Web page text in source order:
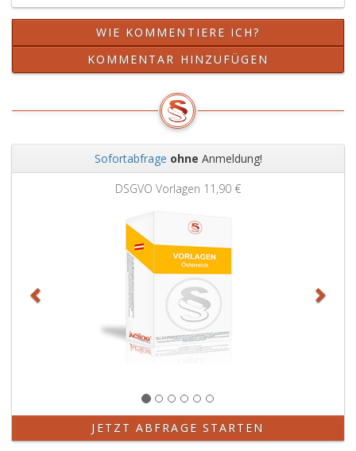
Ausgenommen
sind
Urkunden,
die
nicht
im
Format
umfassen
WIE KOMMENTIERE ICH?
KOMMENTAR HINZUFÜGEN
Sofortabfrage ohne Anmeldung!
DSGVO Vorlagen 11,90 €
JETZT ABFRAGE STARTEN